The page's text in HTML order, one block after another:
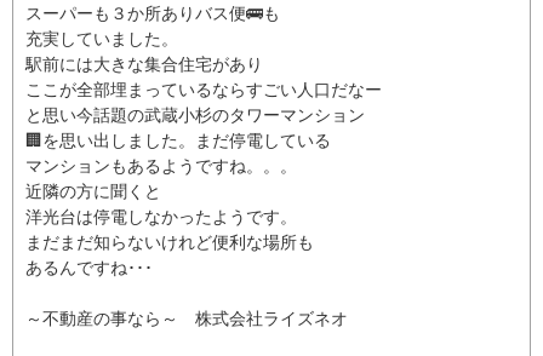
スーパーも３か所ありバス便🚌も
充実していました。
駅前には大きな集合住宅があり
ここが全部埋まっているならすごい人口だなー
と思い今話題の武蔵小杉のタワーマンション
🏢を思い出しました。まだ停電している
マンションもあるようですね。。。
近隣の方に聞くと
洋光台は停電しなかったようです。
まだまだ知らないけれど便利な場所も
あるんですね･･･
～不動産の事なら～ 株式会社ライズネオ